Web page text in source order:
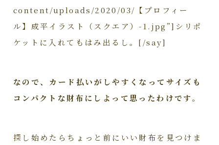
content/uploads/2020/03/【プロフィー
ル】成平イラスト（スクエア）-1.jpg”]シリポ
ケットに入れてもはみ出るし。[/say]
なので、カード払いがしやすくなってサイズも
コンパクトな財布にしよって思ったわけです。
探し始めたらちょっと前にいい財布を見つけま